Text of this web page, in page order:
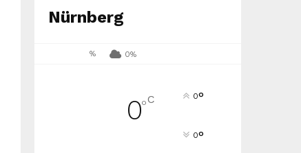
Nürnberg
% 0%
0°C 0°
0°